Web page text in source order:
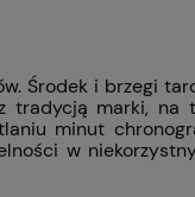
Środek i brzegi
tradycją marki, na
minut
w